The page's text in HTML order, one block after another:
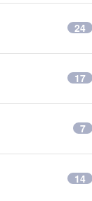
24
17
7
14